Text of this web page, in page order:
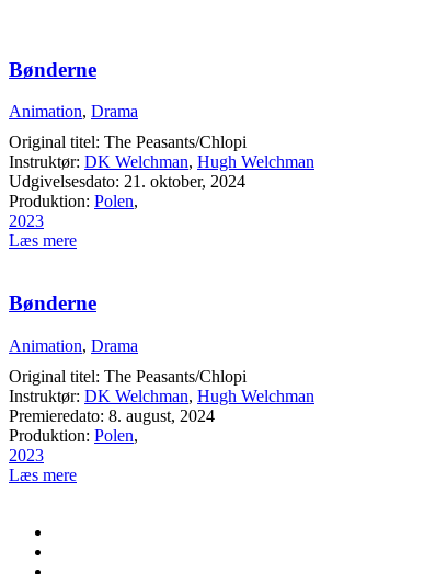
Bønderne
Animation, Drama
Original titel: The Peasants/Chlopi
Instruktør: DK Welchman, Hugh Welchman
Udgivelsesdato: 21. oktober, 2024
Produktion: Polen,
2023
Læs mere
Bønderne
Animation, Drama
Original titel: The Peasants/Chlopi
Instruktør: DK Welchman, Hugh Welchman
Premieredato: 8. august, 2024
Produktion: Polen,
2023
Læs mere